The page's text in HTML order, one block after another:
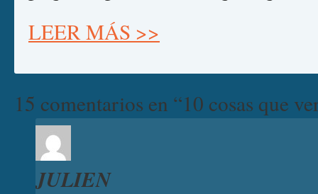
LEER MÁS >>
15 comentarios en “10 cosas que
JULIEN